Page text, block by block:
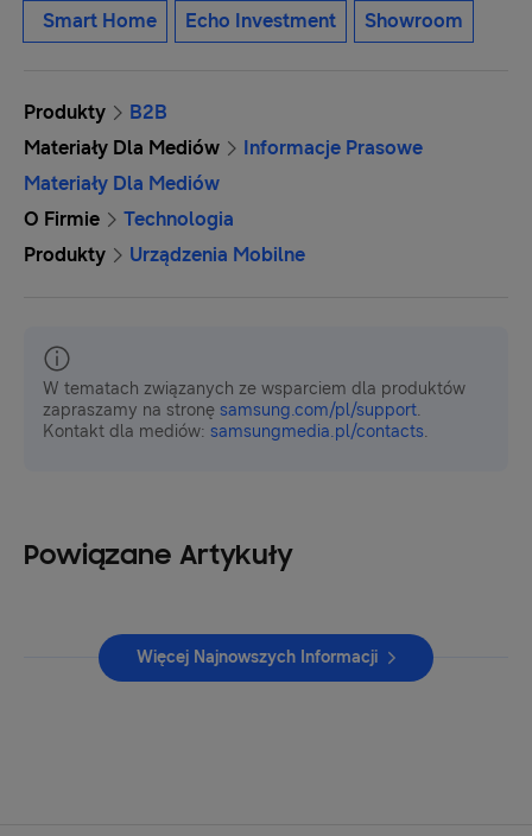
Smart Home Echo Investment Showroom
Produkty
B2B
Materiały Dla Mediów
Informacje Prasowe
Materiały Dla Mediów
O Firmie
Technologia
Produkty
Urządzenia Mobilne
W tematach związanych ze wsparciem dla produktów
zapraszamy na stronę samsung.com/pl/support.
Kontakt dla mediów: samsungmedia.pl/contacts.
Powiązane Artykuły
Więcej Najnowszych Informacji